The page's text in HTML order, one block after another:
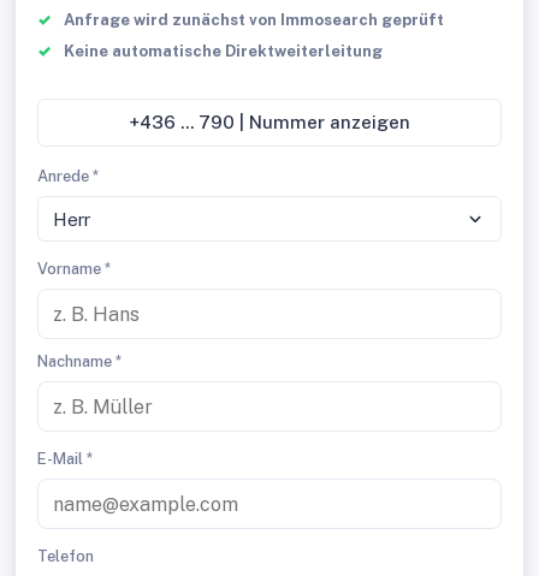
Anfrage wird zunächst von Immosearch geprüft
Keine automatische Direktweiterleitung
+436 ... 790 | Nummer anzeigen
Anrede *
Herr
Vorname *
Nachname *
E-Mail *
Telefon